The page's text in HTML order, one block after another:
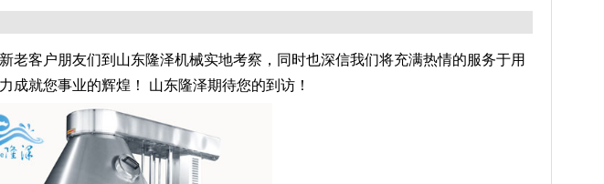
户朋友们到山东隆泽机械实地考察，同时也深信我们将充满热情的服务于用
成就您事业的辉煌！ 山东隆泽期待您的到访！